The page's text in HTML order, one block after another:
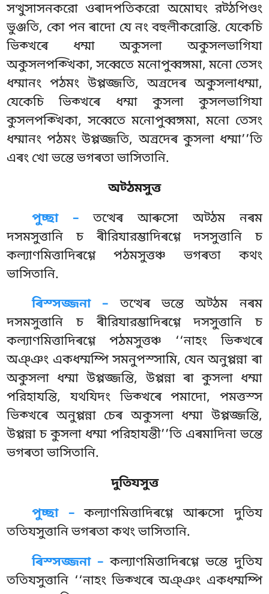
সত্থুসাসনকরো ওৰাদপতিকরো অমোঘং রট্ঠপিণ্ডং
ভুঞ্জতি, কো পন ৰাদো যে নং বহুলীকরোন্তি. যেকেচি
ভিক্খৰে ধম্মা অকুসলা অকুসলভাগিযা
অকুসলপক্খিকা, সব্বেতে মনোপুব্বঙ্গমা, মনো তেসং
ধম্মানং পঠমং উপ্পজ্জতি, অন্ৰদেৰ অকুসলাধম্মা,
যেকেচি ভিক্খৰে ধম্মা কুসলা কুসলভাগিযা
কুসলপক্খিকা, সব্বেতে মনোপুব্বঙ্গমা, মনো তেসং
ধম্মানং পঠমং উপ্পজ্জতি, অন্ৰদেৰ কুসলা ধম্মা’’তি
এৰং খো ভন্তে ভগৰতা ভাসিতানি.
অট্ঠমসুত্ত
পুচ্ছা –তত্থেৰআৰুসো অট্ঠম নৰম
দসমসুত্তানি চ ৰীরিযারম্ভাদিৰগ্গে দসসুত্তানি চ
কল্যাণমিত্তাদিৰগ্গে পঠমসুত্তঞ্চ ভগৰতা কথং
ভাসিতানি.
ৰিস্সজ্জনা – তত্থেৰ ভন্তে অট্ঠম নৰম
দসমসুত্তানি চ ৰীরিযারম্ভাদিৰগ্গে দসসুত্তানি চ
কল্যাণমিত্তাদিৰগ্গে পঠমসুত্তঞ্চ ‘‘নাহং ভিক্খৰে
অঞ্ঞং একধম্মম্পি সমনুপস্সামি, যেন অনুপ্পন্না ৰা
অকুসলা ধম্মা উপ্পজ্জন্তি, উপ্পন্না ৰা কুসলা ধম্মা
পরিহাযন্তি, যথযিদং ভিক্খৰে পমাদো, পমত্তস্স
ভিক্খৰে অনুপ্পন্না চেৰ অকুসলা ধম্মা উপ্পজ্জন্তি,
উপ্পন্না চ কুসলা ধম্মা পরিহাযন্তী’’তি এৰমাদিনা ভন্তে
ভগৰতা ভাসিতানি.
দুতিযসুত্ত
পুচ্ছা –কল্যাণমিত্তাদিৰগ্গেআৰুসো দুতিয
ততিযসুত্তানি ভগৰতা কথং ভাসিতানি.
ৰিস্সজ্জনা –কল্যাণমিত্তাদিৰগ্গে ভন্তে দুতিয
ততিযসুত্তানি ‘‘নাহং ভিক্খৰে অঞ্ঞং একধম্মম্পি